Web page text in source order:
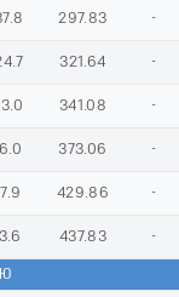
297.83 -
321.64 -
341.08 -
373.06 -
429.86 -
437.83 -